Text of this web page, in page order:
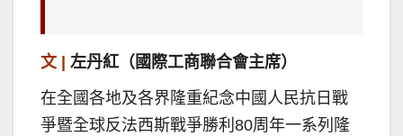
文 |
左丹紅（國際工商聯合會主席）
在全國各地及各界隆重紀念中國人民抗日戰
爭暨全球反法西斯戰爭勝利80周年一系列隆